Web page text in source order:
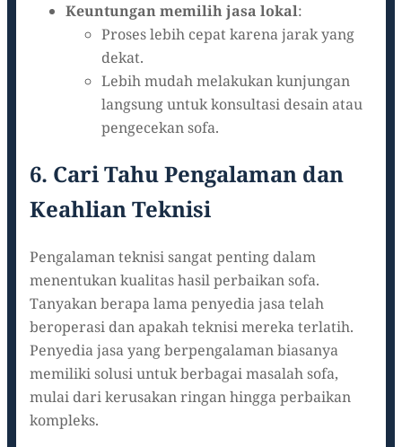
Keuntungan memilih jasa lokal:
Proses lebih cepat karena jarak yang
dekat.
Lebih mudah melakukan kunjungan
langsung untuk konsultasi desain atau
pengecekan sofa.
6. Cari Tahu Pengalaman dan
Keahlian Teknisi
Pengalaman teknisi sangat penting dalam
menentukan kualitas hasil perbaikan sofa.
Tanyakan berapa lama penyedia jasa telah
beroperasi dan apakah teknisi mereka terlatih.
Penyedia jasa yang berpengalaman biasanya
memiliki solusi untuk berbagai masalah sofa,
mulai dari kerusakan ringan hingga perbaikan
kompleks.